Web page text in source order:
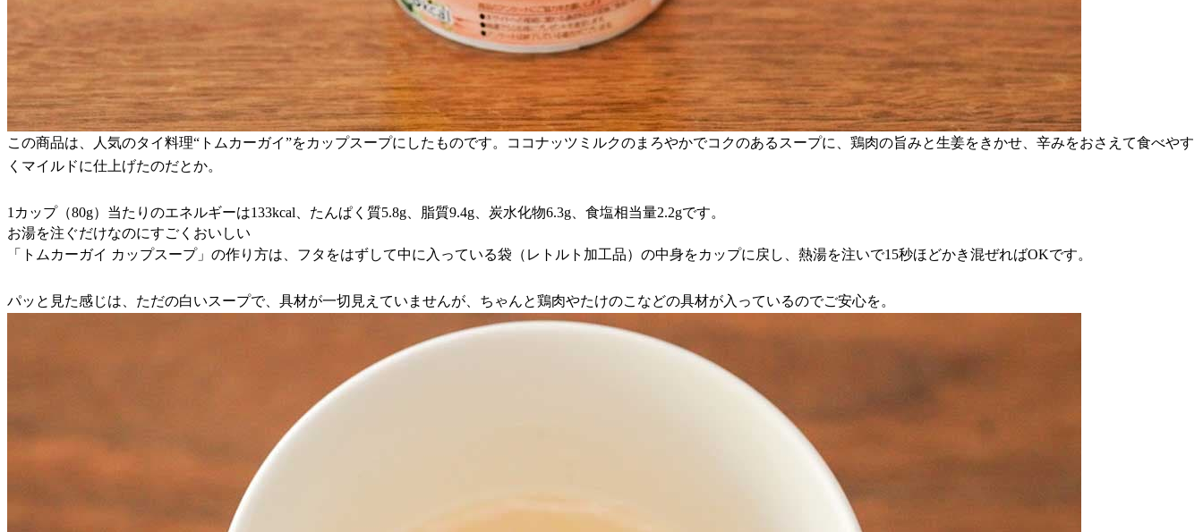
この商品は、人気のタイ料理“トムカーガイ”をカップスープにしたものです。ココナッツミルクのまろやかでコクのあるスープに、鶏肉の旨みと生姜をきかせ、辛みをおさえて食べやす
くマイルドに仕上げたのだとか。
1カップ（80g）当たりのエネルギーは133kcal、たんぱく質5.8g、脂質9.4g、炭水化物6.3g、食塩相当量2.2gです。
お湯を注ぐだけなのにすごくおいしい
「トムカーガイ カップスープ」の作り方は、フタをはずして中に入っている袋（レトルト加工品）の中身をカップに戻し、熱湯を注いで15秒ほどかき混ぜればOKです。
パッと見た感じは、ただの白いスープで、具材が一切見えていませんが、ちゃんと鶏肉やたけのこなどの具材が入っているのでご安心を。